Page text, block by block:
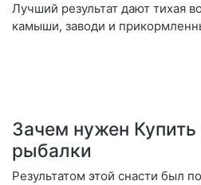
Лучший результат дают тихая
камыши, заводи и
Зачем нужен
рыбалки
Результатом этой снасти был